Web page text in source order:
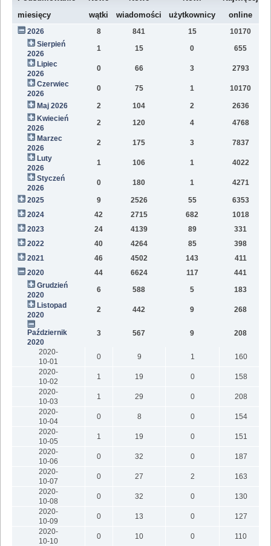
miesięcy
wątki
wiadomości
użytkownicy
online
2026 8 841 15 10170
Sierpień
2026
1 15 0 655
Lipiec
2026
0 66 3 2793
Czerwiec
2026
0 75 1 10170
Maj 2026 2 104 2 2636
Kwiecień
2026
2 120 4 4768
Marzec
2026
2 175 3 7837
Luty
2026
1 106 1 4022
Styczeń
2026
0 180 1 4271
2025 9 2526 55 6353
2024
42 2715 682 1018
2023
24 4139 89 331
2022
40 4264 85 398
2021
46 4502 143 411
2020
44 6624 117 441
Grudzień
2020
6 588 5 183
Listopad
2020
2 442 9 268
Październik
2020
3 567 9 208
2020-
10-01
0 9 1
160
2020-
10-02
1 19 0
158
2020-
10-03
1 29 0 208
2020-
10-04
0 8 0 154
2020-
10-05
1 19 0
151
2020-
10-06
0 32 0
187
2020-
10-07
0 27 2
163
2020-
10-08
0 32 0
130
2020-
10-09
0 13 0
127
2020-
10-10
0 10 0
110